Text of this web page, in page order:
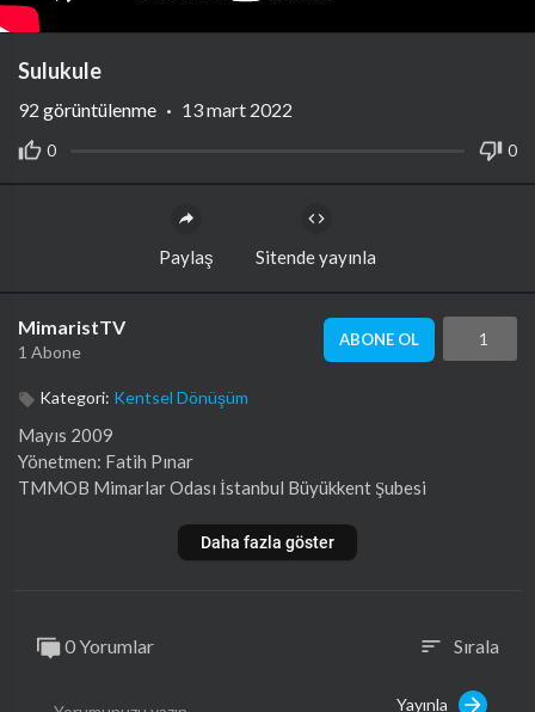
Sulukule
0 0
92 görüntülenme · 13 mart 2022
Paylaş Sitende yayınla
MimaristTV
1 Abone
ABONE OL 1
Kategori: Kentsel Dönüşüm
Mayıs 2009
Yönetmen: Fatih Pınar
TMMOB Mimarlar Odası İstanbul Büyükkent Şubesi
Daha fazla göster
0 Yorumlar sort Sırala
Yayınla